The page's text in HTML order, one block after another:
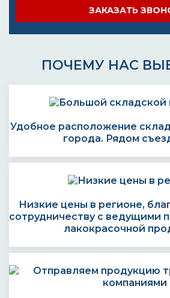
ЗАКАЗАТЬ
ПОЧЕМУ НАС
Удобное расположение
города. Рядом
Низкие цены в регионе,
сотрудничеству с ведущими
лакокрасочной